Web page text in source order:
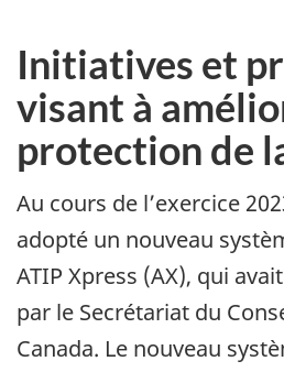
Initiatives et
visant à
protection de
Au cours de l’exercice
adopté un nouveau
ATIP Xpress (AX), qui
par le Secrétariat du
Canada. Le nouveau